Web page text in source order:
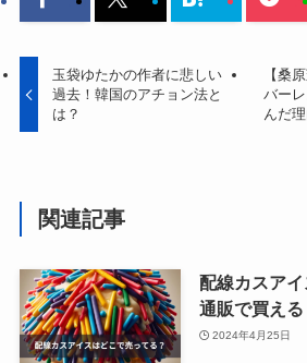
玉袋ゆたかの作者に悲しい
過去！韓国のアチョン法と
は？
【桑
バー
んだ
関連記事
配線カスア
通販で買える
2024年4月25日